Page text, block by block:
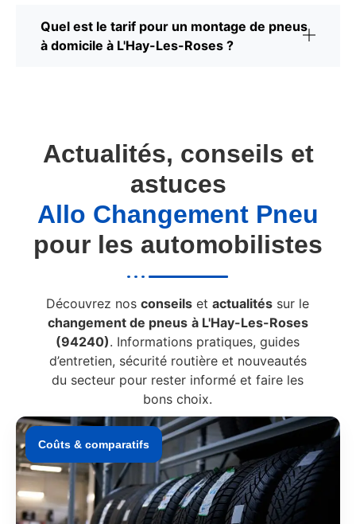
Quel est le tarif pour un montage de pneus
à domicile à L'Hay-Les-Roses ?
Actualités, conseils et
astuces
Allo Changement Pneu
pour les automobilistes
Découvrez nosconseils etactualités sur le
changement de pneus à L'Hay-Les-Roses
(94240). Informations pratiques, guides
d’entretien, sécurité routière et nouveautés
du secteur pour rester informé et faire les
bons choix.
Coûts & comparatifs